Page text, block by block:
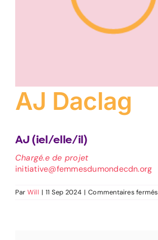
AJ Daclag
AJ (iel/elle/il)
Chargé.e de projet
initiative@femmesdumondecdn.org
Par Will | 11 Sep 2024 | Commentaires fermés